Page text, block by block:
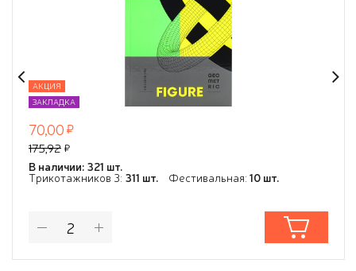
АКЦИЯ
ЗАКЛАДКА
70,00
175,92
В наличии: 321 шт.
Трикотажников 3: 311 шт. Фестивальная: 10 шт.